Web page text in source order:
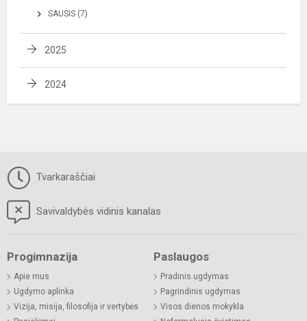
SAUSIS (7)
2025
2024
Tvarkaraščiai
Savivaldybės vidinis kanalas
Progimnazija
Apie mus
Ugdymo aplinka
Vizija, misija, filosofija ir vertybės
Paslaugos
Pradinis ugdymas
Pagrindinis ugdymas
Visos dienos mokykla